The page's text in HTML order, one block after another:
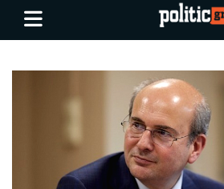
Skip
Ειδήσεις
Θεσσαλονίκη,
όλο τον
politic.gr